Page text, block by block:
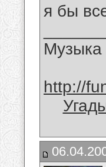
я бы
Музыка
http://